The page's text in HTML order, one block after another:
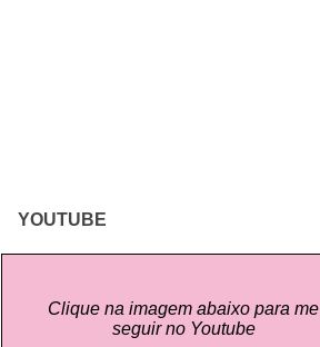
YOUTUBE
Clique na imagem abaixo para me
seguir no Youtube